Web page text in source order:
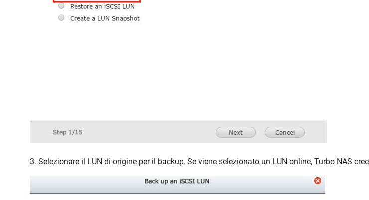
3. Selezionare il LUN di origine per il backup. Se viene selezionato un LUN online, Turbo NAS